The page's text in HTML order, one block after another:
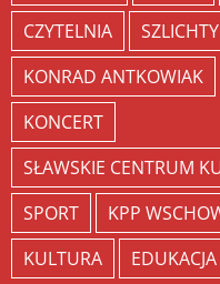
CZYTELNIA
KONRAD ANTKOWIAK
KONCERT
SŁAWSKIE CENTRUM
SPORT
KPP
KULTURA
EDUKACJA